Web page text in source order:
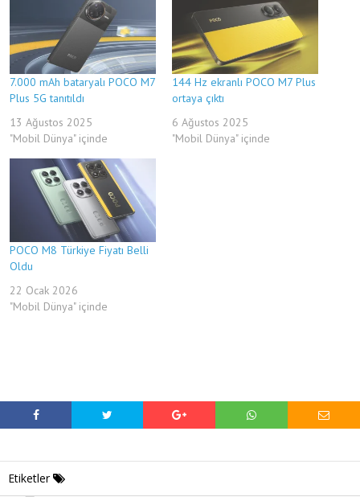
7.000 mAh bataryalı POCO M7
Plus 5G tanıtıldı
13 Ağustos 2025
"Mobil Dünya" içinde
144 Hz ekranlı POCO M7 Plus
ortaya çıktı
6 Ağustos 2025
"Mobil Dünya" içinde
POCO M8 Türkiye Fiyatı Belli
Oldu
22 Ocak 2026
"Mobil Dünya" içinde
Etiketler